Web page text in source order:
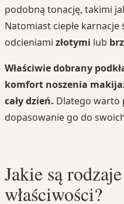
podobną tonację, takimi
Natomiast ciepłe
odcieniami złotymi lub
Właściwie dobrany
komfort noszenia
cały dzień. Dlatego warto
dopasowanie go do
Jakie są
właściwości?